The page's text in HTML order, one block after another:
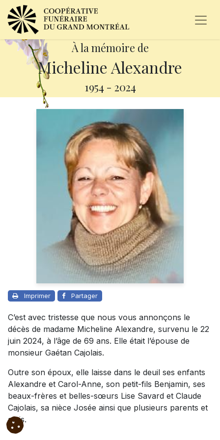
À la mémoire de
Micheline Alexandre
1954 - 2024
Imprimer Partager
C’est avec tristesse que nous vous annonçons le
décès de madame Micheline Alexandre, survenu le 22
juin 2024, à l’âge de 69 ans. Elle était l’épouse de
monsieur Gaétan Cajolais.
Outre son époux, elle laisse dans le deuil ses enfants
Alexandre et Carol-Anne, son petit-fils Benjamin, ses
beaux-frères et belles-sœurs Lise Savard et Claude
Cajolais, sa nièce Josée ainsi que plusieurs parents et
amis.